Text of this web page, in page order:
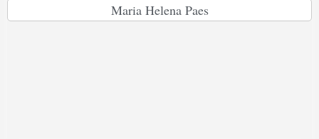
Maria Helena Paes